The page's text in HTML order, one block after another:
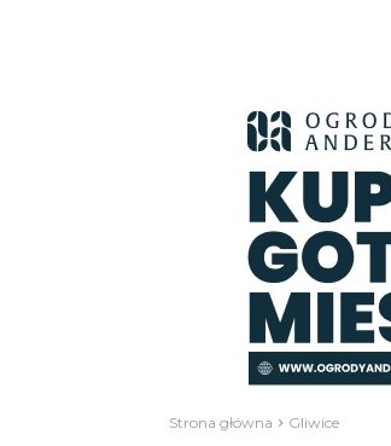
Strona główna Gliwice